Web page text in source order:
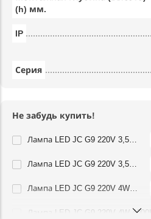
(h) мм.
IP
Серия
Не забудь купить!
Лампа LED JC G9 220V 3,5W 360G 3000K Lightstar 940422
Лампа LED JC G9 220V 3,5W 360G 4000K Lightstar 940424
Лампа LED JC G9 220V 4W 3000K 360G FR Lightstar 940482
Лампа LED JC G9 220V 4W 4000K 360G FR Lightstar 940484